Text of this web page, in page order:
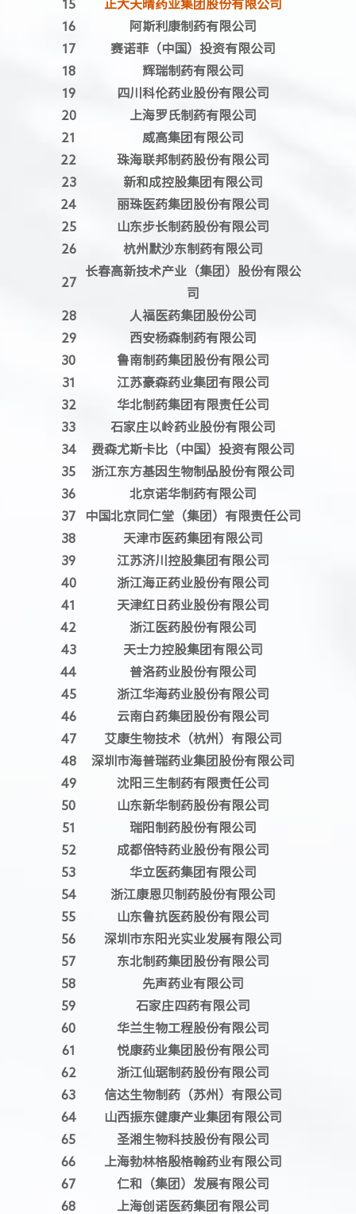
15
正大天晴药业集团股份有限公司
16
阿斯利康制药有限公司
17
赛诺菲（中国）投资有限公司
18
辉瑞制药有限公司
19
四川科伦药业股份有限公司
20
上海罗氏制药有限公司
21
威高集团有限公司
22
珠海联邦制药股份有限公司
23
新和成控股集团有限公司
24
丽珠医药集团股份有限公司
25
山东步长制药股份有限公司
26
杭州默沙东制药有限公司
27
长春高新技术产业（集团）股份有限公
司
28
人福医药集团股份公司
29
西安杨森制药有限公司
30
鲁南制药集团股份有限公司
31
江苏豪森药业集团有限公司
32
华北制药集团有限责任公司
33
石家庄以岭药业股份有限公司
34
费森尤斯卡比（中国）投资有限公司
35
浙江东方基因生物制品股份有限公司
36
北京诺华制药有限公司
37
中国北京同仁堂（集团）有限责任公司
38
天津市医药集团有限公司
39
江苏济川控股集团有限公司
40
浙江海正药业股份有限公司
41
天津红日药业股份有限公司
42
浙江医药股份有限公司
43
天士力控股集团有限公司
44
普洛药业股份有限公司
45
浙江华海药业股份有限公司
46
云南白药集团股份有限公司
47
艾康生物技术（杭州）有限公司
48
深圳市海普瑞药业集团股份有限公司
49
沈阳三生制药有限责任公司
50
山东新华制药股份有限公司
51
瑞阳制药股份有限公司
52
成都倍特药业股份有限公司
53
华立医药集团有限公司
54
浙江康恩贝制药股份有限公司
55
山东鲁抗医药股份有限公司
56
深圳市东阳光实业发展有限公司
57
东北制药集团股份有限公司
58
先声药业有限公司
59
石家庄四药有限公司
60
华兰生物工程股份有限公司
61
悦康药业集团股份有限公司
62
浙江仙琚制药股份有限公司
63
信达生物制药（苏州）有限公司
64
山西振东健康产业集团有限公司
65
圣湘生物科技股份有限公司
66
上海勃林格殷格翰药业有限公司
67
仁和（集团）发展有限公司
68
上海创诺医药集团有限公司